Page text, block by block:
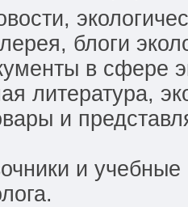
блоги
в сфере
литература,
и
и